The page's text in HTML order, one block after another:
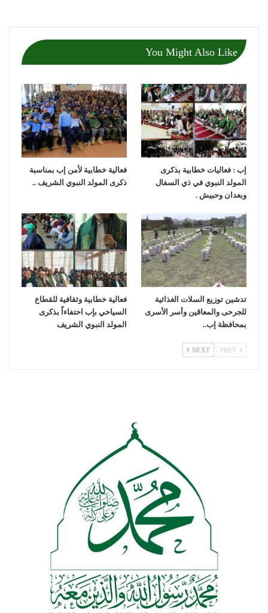
You Might Also Like
إب : فعاليات خطابية بذكرى
المولد النبوي في ذي السفال
وبعدان وحبيش .
فعالية خطابية لأمن إب بمناسبة
ذكرى المولد النبوي الشريف ..
تدشين توزيع السلات الغذائية
للجرحى والمعاقين وأسر الأسرى
بمحافظة إب..
فعالية خطابية وثقافية للقطاع
السياحي بإب احتفاءاً بذكرى
المولد النبوي الشريف
NEXT